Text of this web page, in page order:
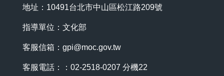
地址：10491台北市中山區松江路209號
指導單位：文化部
客服信箱： gpi@moc.gov.tw
客服電話：：02-2518-0207 分機22